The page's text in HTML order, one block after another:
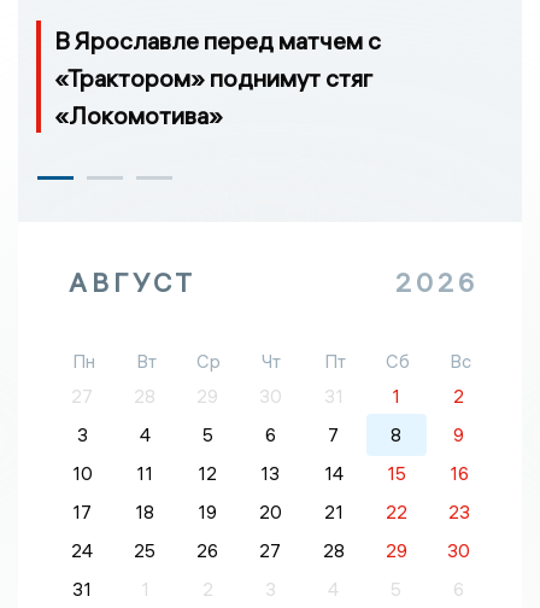
В Ярославле перед матчем с
«Трактором» поднимут стяг
«Локомотива»
АВГУСТ 2026
Пн Вт Ср Чт Пт Сб
Вс
27
28 29 30 31 1
2
3
4 5 6 7 8
9
10
11 12 13 14 15
16
17
18 19 20 21 22
23
24
25 26 27 28 29
30
31
1 2 3 4 5 6